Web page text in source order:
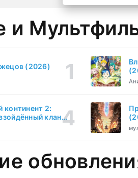
и
(2026)
континент 2:
клан